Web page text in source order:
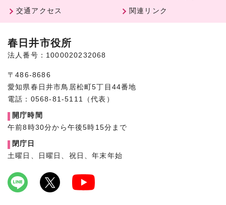
交通アクセス
関連リンク
春日井市役所
法人番号：1000020232068
〒486-8686
愛知県春日井市鳥居松町5丁目44番地
電話：0568-81-5111（代表）
開庁時間
午前8時30分から午後5時15分まで
閉庁日
土曜日、日曜日、祝日、年末年始